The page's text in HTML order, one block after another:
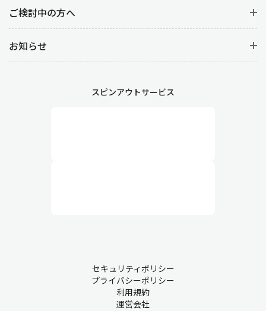
ご検討中の方へ
お知らせ
スピンアウトサービス
セキュリティポリシー
プライバシーポリシー
利用規約
運営会社